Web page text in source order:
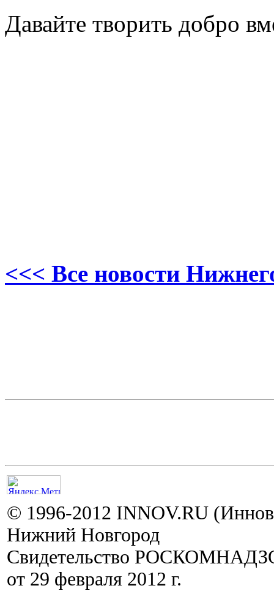
Давайте творить добро
<<< Все новости
© 1996-2012 INNOV.RU
Нижний Новгород
Свидетельство
от 29 февраля 2012 г.